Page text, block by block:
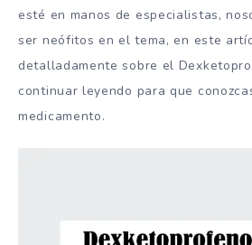
esté en manos de especialistas,
ser neófitos en el tema, en este
detalladamente sobre el
continuar leyendo para que
medicamento.